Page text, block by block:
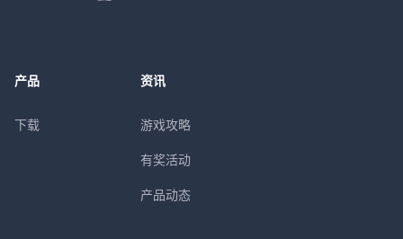
产品
下载
资讯
游戏攻略
有奖活动
产品动态